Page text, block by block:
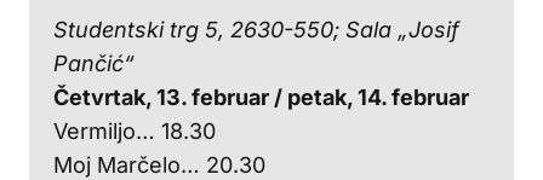
Studentski trg 5, 2630-550; Sala „Josif
Pančić“
Četvrtak, 13. februar / petak, 14. februar
Vermiljo… 18.30
Moj Marčelo… 20.30